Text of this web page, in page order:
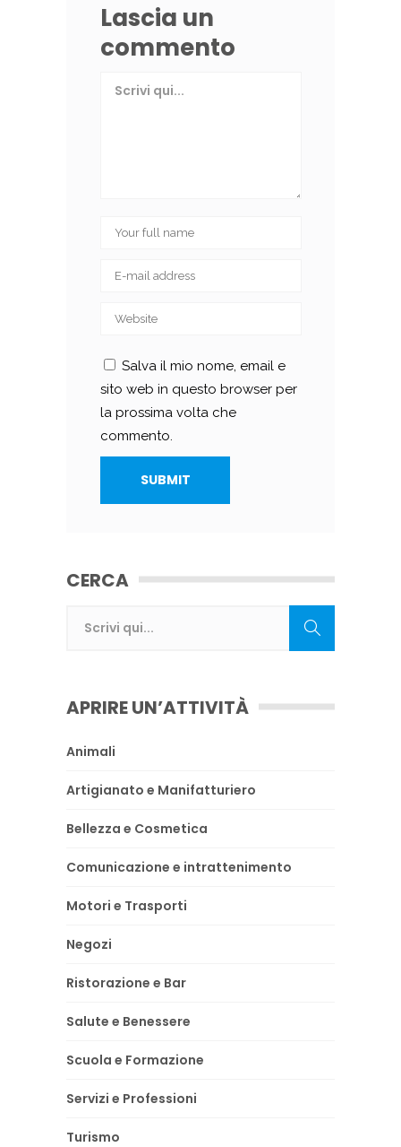
Lascia un
commento
Salva il mio nome, email e
sito web in questo browser per
la prossima volta che
commento.
CERCA
APRIRE UN’ATTIVITÀ
Animali
Artigianato e Manifatturiero
Bellezza e Cosmetica
Comunicazione e intrattenimento
Motori e Trasporti
Negozi
Ristorazione e Bar
Salute e Benessere
Scuola e Formazione
Servizi e Professioni
Turismo